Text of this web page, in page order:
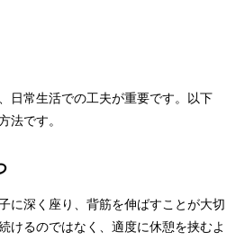
日常生活での工夫が重要です。以下
法です。
に深く座り、背筋を伸ばすことが大切
けるのではなく、適度に休憩を挟むよ